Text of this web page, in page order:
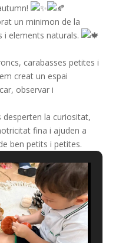
un minimon de la
elements naturals.
carabasses petites i
creat un espai
observar i
desperten la curiositat,
fina i ajuden a
ben petits i petites.